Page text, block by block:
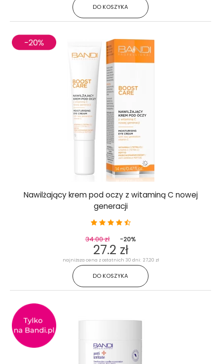
DO KOSZYKA
Nawilżający krem pod oczy z witaminą C nowej
generacji
DO KOSZYKA
34.00 zł -20%
27.2 zł
najniższa cena z ostatnich 30 dni: 27,20 zł